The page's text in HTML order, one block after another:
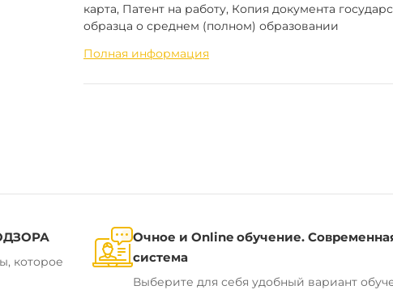
карта, Патент на работу, Копия документа
образца о среднем (полном) образовании
Полная информация
которое
Очное и Online обучение.
система
Выберите для себя удобный вариант